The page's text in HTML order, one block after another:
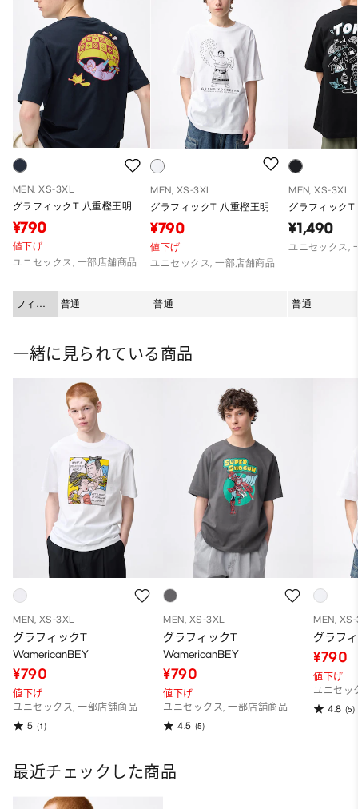
MEN, XS-3XL
グラフィックT 八重樫王明
¥790
値下げ
ユニセックス, 一部店舗商品
フィッ
ト
普通
MEN, XS-3XL
グラフィックT 八重樫王明
¥790
値下げ
ユニセックス, 一部店舗商品
普通
MEN, XS-3XL
グラフィック
¥1,490
ユニセックス,
普通
一緒に見られている商品
MEN, XS-3XL
グラフィックT
WamericanBEY
¥790
値下げ
ユニセックス, 一部店舗商品
5 (1)
MEN, XS-3XL
グラフィックT
WamericanBEY
¥790
値下げ
ユニセックス, 一部店舗商品
4.5 (5)
MEN,
グラフ
¥790
値下げ
ユニセッ
4.8 (5)
最近チェックした商品